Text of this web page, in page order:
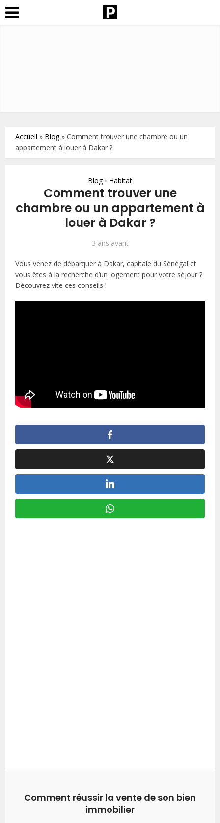
Accueil » Blog»Comment trouver une chambre ou un
appartement à louer à Dakar ?
Blog • Habitat
Comment trouver une
chambre ou un appartement à
louer à Dakar ?
3 ans avant
Vous venez de débarquer à Dakar, capitale du Sénégal et
vous êtes à la recherche d’un logement pour votre séjour ?
Découvrez vite ces conseils !
Comment réussir la vente de son bien
immobilier